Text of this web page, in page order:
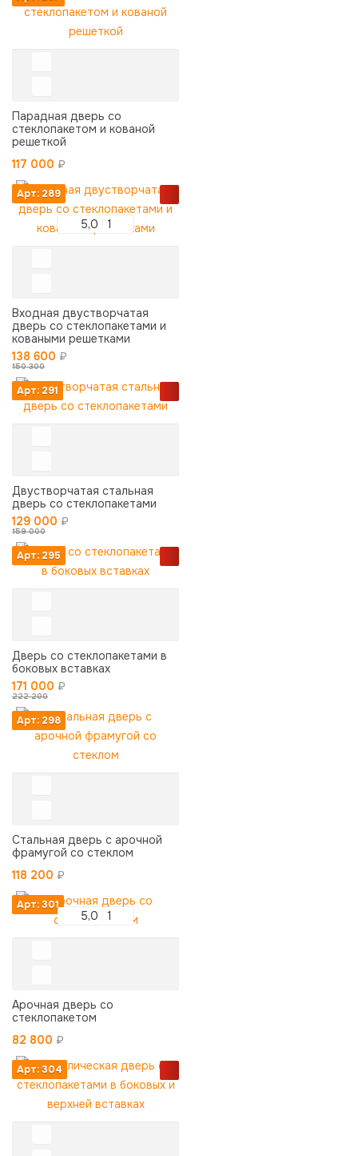
Парадная дверь со
стеклопакетом и кованой
решеткой
117 000 ₽
Арт: 289
5,0 1
Входная двустворчатая
дверь со стеклопакетами и
коваными решетками
138 600 ₽
150 300
Арт: 291
Двустворчатая стальная
дверь со стеклопакетами
129 000 ₽
159 000
Арт: 295
Дверь со стеклопакетами в
боковых вставках
171 000 ₽
222 200
Арт: 298
Стальная дверь с арочной
фрамугой со стеклом
118 200 ₽
Арт: 301
5,0 1
Арочная дверь со
стеклопакетом
82 800 ₽
Арт: 304